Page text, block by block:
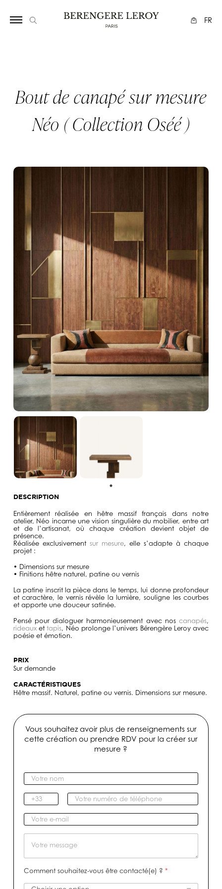
FR
Bout de canapé sur mesure
Néo ( Collection Oséé )
DESCRIPTION
Entièrement réalisée en hêtre massif français dans notre
atelier, Néo incarne une vision singulière du mobilier, entre art
et de l’artisanat, où chaque création devient objet de
présence.
Réalisée exclusivement sur mesure, elle s’adapte à chaque
projet :
• Dimensions sur mesure
• Finitionshêtre naturel, patine ou vernis
La patine inscrit la pièce dans le temps, lui donne profondeur
et caractère, le vernis révèle la lumière, souligne les courbes
et apporte une douceur satinée.
Pensé pour dialoguer harmonieusement avec noscanapés,
rideauxettapis, Néo prolonge l’univers Bérengère Leroy avec
poésie et émotion.
PRIX
Sur demande
CARACTÉRISTIQUES
Hêtre massif. Naturel, patine ou vernis. Dimensions sur mesure.
Vous souhaitez avoir plus de renseignements sur
cette création ou prendre RDV pour la créer sur
mesure ?
V
o
t
r
e
n
o
I
n
d
i
c
f
V
o
t
r
e
n
é
r
V
o
t
-
m
s
a
g
Comment souhaitez-vous être contacté(e) ? *